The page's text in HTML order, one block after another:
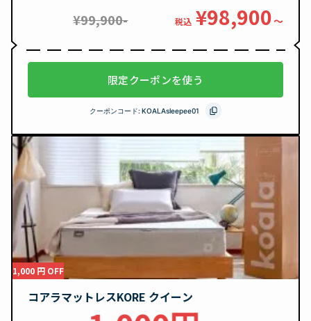
¥99,900- 税込 ¥98,900〜
限定クーポンを使う
クーポンコード: KOALAsleepee01
1,000 円 OFF
コアラマットレスKORE クイーン